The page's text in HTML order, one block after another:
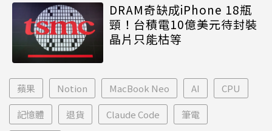
DRAM奇缺成iPhone 18瓶
頸！台積電10億美元待封裝
晶片只能枯等
蘋果 Notion MacBook Neo AI CPU
記憶體 退貨 Claude Code 筆電